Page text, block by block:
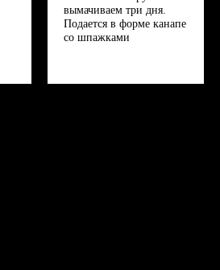
вымачиваем три дня.
Подается в форме канапе
со шпажками